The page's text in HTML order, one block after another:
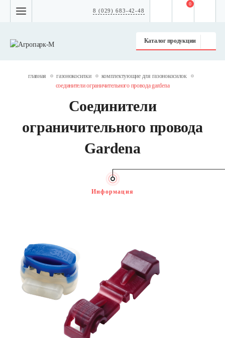
8 (029) 683-42-48
Каталог продукции
0
главная газонокосилки
комплектующие для газонокосилок
соединители ограничительного провода gardena
Соединители
ограничительного провода
Gardena
Информация